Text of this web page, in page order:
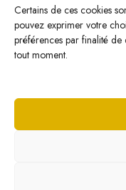
Certains de ces cookies
pouvez exprimer votre
préférences par finalité
tout moment.
Nous écrire